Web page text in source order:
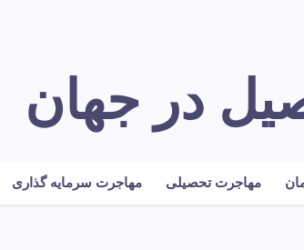
در جهان
مهاجرت تحصیلی مهاجرت سرمایه گذاری